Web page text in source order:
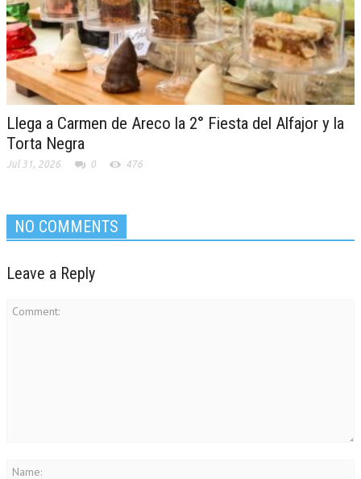
Llega a Carmen de Areco la 2° Fiesta del Alfajor y la
Torta Negra
Jul 31, 2026 0 476
NO COMMENTS
Leave a Reply